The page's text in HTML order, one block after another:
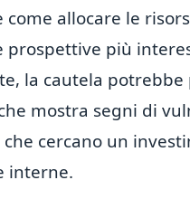
allocare le
più
la cautela
mostra segni di
cercano un
interne.